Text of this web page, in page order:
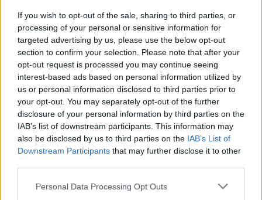
If you wish to opt-out of the sale, sharing to third parties, or
processing of your personal or sensitive information for
targeted advertising by us, please use the below opt-out
section to confirm your selection. Please note that after your
opt-out request is processed you may continue seeing
interest-based ads based on personal information utilized by
us or personal information disclosed to third parties prior to
your opt-out. You may separately opt-out of the further
disclosure of your personal information by third parties on the
IAB’s list of downstream participants. This information may
also be disclosed by us to third parties on the IAB’s List of
Downstream Participants that may further disclose it to other
Personal Data Processing Opt Outs
Greendex 55:58
Cickafark – Az évezredek óta
ismert gyógynövény
EGÉSZSÉGÜNK Börzsey Barbara 1 perc